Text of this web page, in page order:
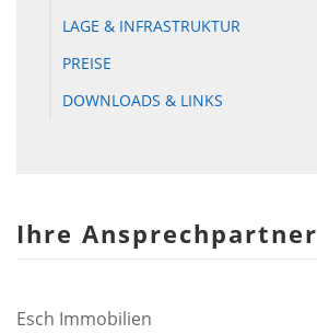
LAGE & INFRASTRUKTUR
PREISE
DOWNLOADS & LINKS
Ihre Ansprechpartner
Esch Immobilien